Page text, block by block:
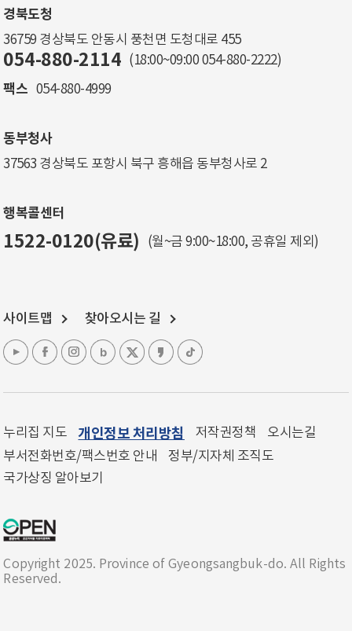
경북도청
36759 경상북도 안동시 풍천면 도청대로 455
054-880-2114 (18:00~09:00 054-880-2222)
팩스 054-880-4999
동부청사
37563 경상북도 포항시 북구 흥해읍 동부청사로 2
행복콜센터
1522-0120(유료) (월~금 9:00~18:00, 공휴일 제외)
사이트맵 찾아오시는 길
누리집 지도 개인정보 처리방침 저작권정책
오시는길
부서전화번호/팩스번호 안내
정부/지자체 조직도
국가상징 알아보기
Copyright 2025. Province of Gyeongsangbuk-do. All Rights
Reserved.